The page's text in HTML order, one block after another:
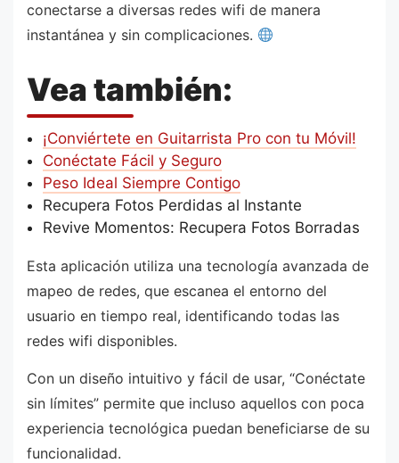
conectarse a diversas redes wifi de manera
instantánea y sin complicaciones.
Vea también:
¡Conviértete en Guitarrista Pro con tu Móvil!
Conéctate Fácil y Seguro
Peso Ideal Siempre Contigo
Recupera Fotos Perdidas al Instante
Revive Momentos: Recupera Fotos Borradas
Esta aplicación utiliza una tecnología avanzada de
mapeo de redes, que escanea el entorno del
usuario en tiempo real, identificando todas las
redes wifi disponibles.
Con un diseño intuitivo y fácil de usar, “Conéctate
sin límites” permite que incluso aquellos con poca
experiencia tecnológica puedan beneficiarse de su
funcionalidad.